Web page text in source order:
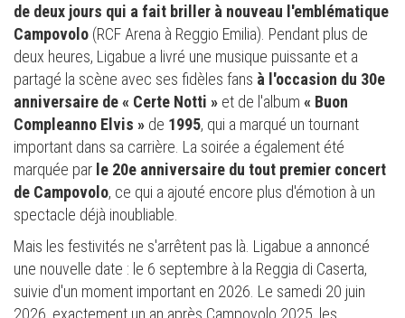
de deux jours qui a fait briller à nouveau l'emblématique
Campovolo (RCF Arena à Reggio Emilia). Pendant plus de
deux heures, Ligabue a livré une musique puissante et a
partagé la scène avec ses fidèles fans à l'occasion du 30e
anniversaire de « Certe Notti » et de l'album « Buon
Compleanno Elvis » de 1995, qui a marqué un tournant
important dans sa carrière. La soirée a également été
marquée par le 20e anniversaire du tout premier concert
de Campovolo, ce qui a ajouté encore plus d'émotion à un
spectacle déjà inoubliable.
Mais les festivités ne s'arrêtent pas là. Ligabue a annoncé
une nouvelle date : le 6 septembre à la Reggia di Caserta,
suivie d'un moment important en 2026. Le samedi 20 juin